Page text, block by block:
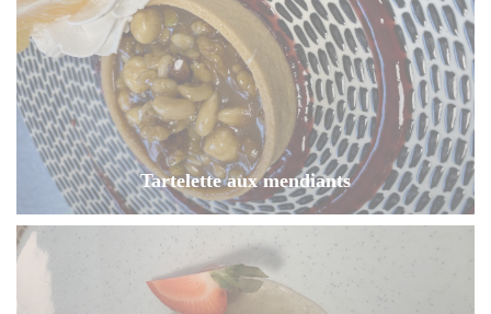
Tartelette aux mendiants